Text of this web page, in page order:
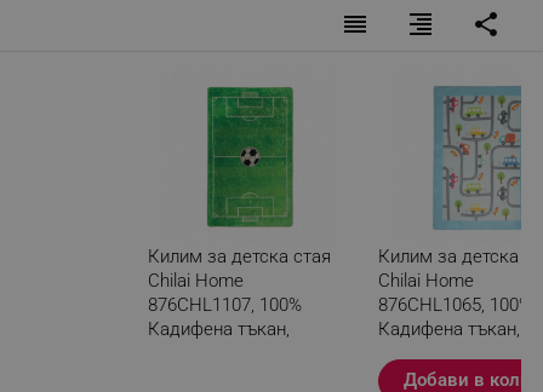
reorder format_align_right share
Килим за детска стая
Chilai Home
876CHL1107, 100%
Кадифена тъкан,
Килим за детска
Chilai Home
876CHL1065, 100%
Кадифена тъкан,
Антибактериален,
Добави в